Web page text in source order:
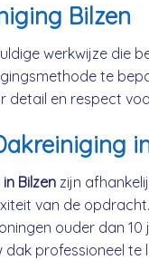
Bilzen
werkwijze die
te
detail en respect
Bilzen zijn
van de
ouder dan
professioneel te